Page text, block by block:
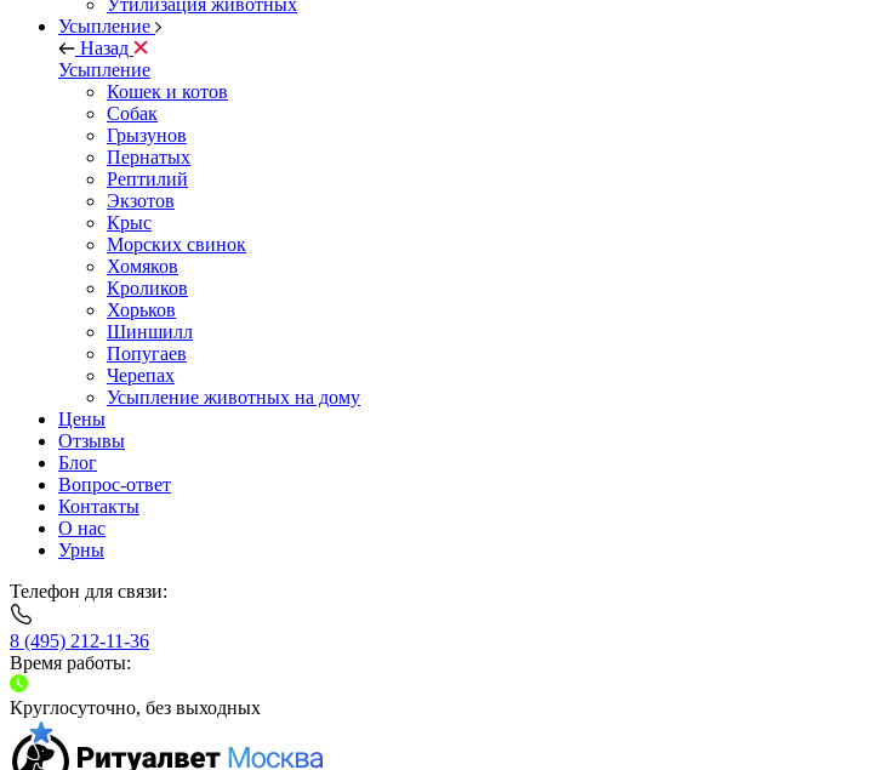
Утилизация животных
Усыпление
Назад
Усыпление
Кошек и котов
Собак
Грызунов
Пернатых
Рептилий
Экзотов
Крыс
Морских свинок
Хомяков
Кроликов
Хорьков
Шиншилл
Попугаев
Черепах
Усыпление животных на дому
Цены
Отзывы
Блог
Вопрос-ответ
Контакты
О нас
Урны
Телефон для связи:
8 (495) 212-11-36
Время работы:
Круглосуточно, без выходных